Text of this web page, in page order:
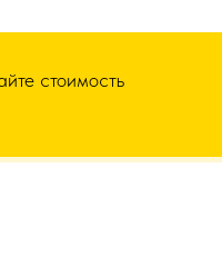
стоимость